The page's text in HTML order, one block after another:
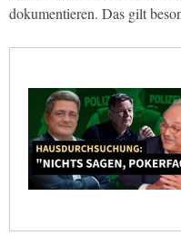
dokumentieren. Das gilt